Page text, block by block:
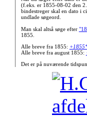
(f.eks. er 1855-08-02 den
bindestreger skal en dato i
undlade søgeord.
Man skal altså søge efter
1855.
Alle breve fra 1855:
Alle breve fra august 1855:
Det er på nuværende